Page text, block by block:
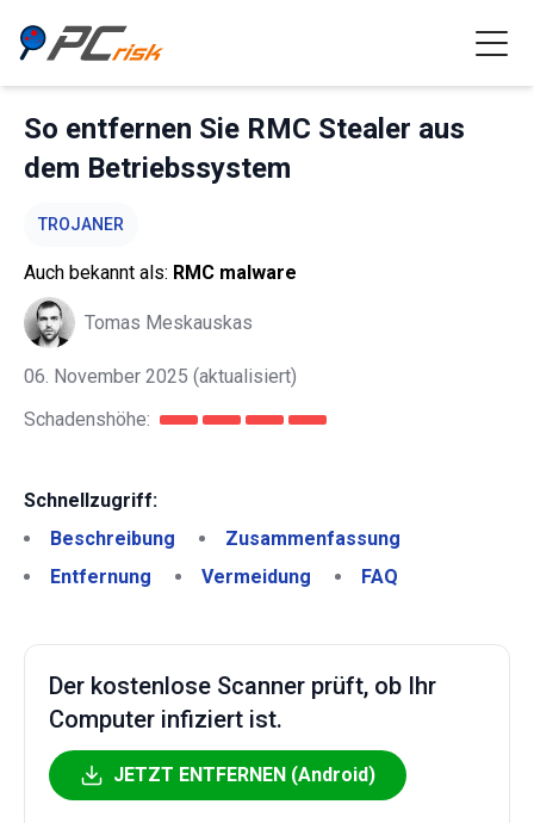
So entfernen Sie RMC Stealer aus
dem Betriebssystem
TROJANER
Auch bekannt als: RMC malware
Tomas Meskauskas
06. November 2025 (aktualisiert)
Schadenshöhe:
Schnellzugriff:
Beschreibung
Zusammenfassung
Entfernung
Vermeidung FAQ
Der kostenlose Scanner prüft, ob Ihr
Computer infiziert ist.
JETZT ENTFERNEN (Android)